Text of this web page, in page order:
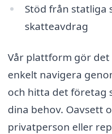
Stöd från statliga
skatteavdrag
Vår plattform gör
enkelt navigera
och hitta det företag
dina behov. Oavsett
privatperson eller